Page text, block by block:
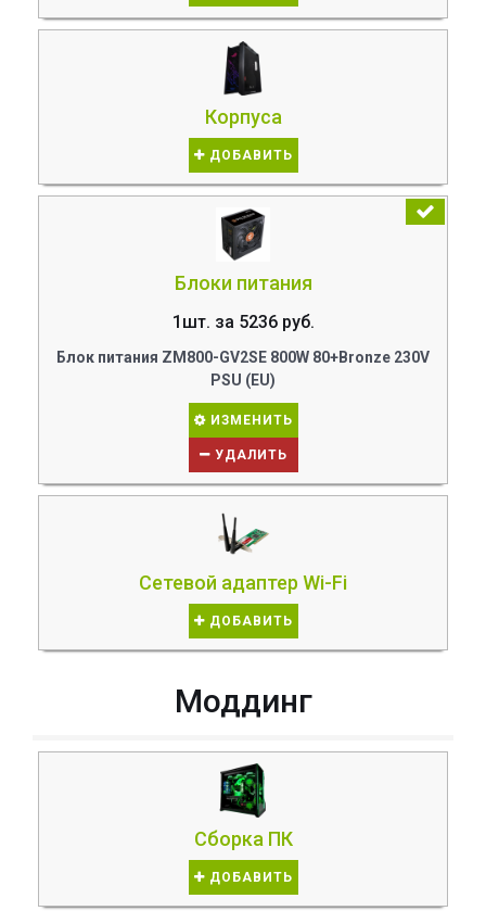
Корпуса
ДОБАВИТЬ
Блоки питания
1шт. за 5236 руб.
Блок питания ZM800-GV2SE 800W 80+Bronze 230V
PSU (EU)
ИЗМЕНИТЬ
УДАЛИТЬ
Сетевой адаптер Wi-Fi
ДОБАВИТЬ
Моддинг
Сборка ПК
ДОБАВИТЬ